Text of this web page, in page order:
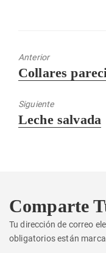
Anterior
Entrada
Collares
Siguiente
Entrada
Leche salvada
Comparte
Tu dirección de correo
obligatorios están